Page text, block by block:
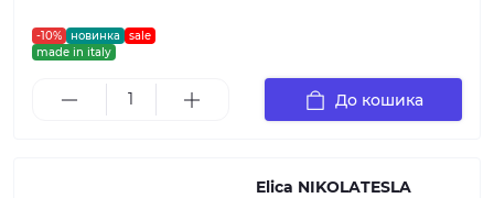
-10% новинка
sale
made in italy
До кошика
Elica NIKOLATESLA